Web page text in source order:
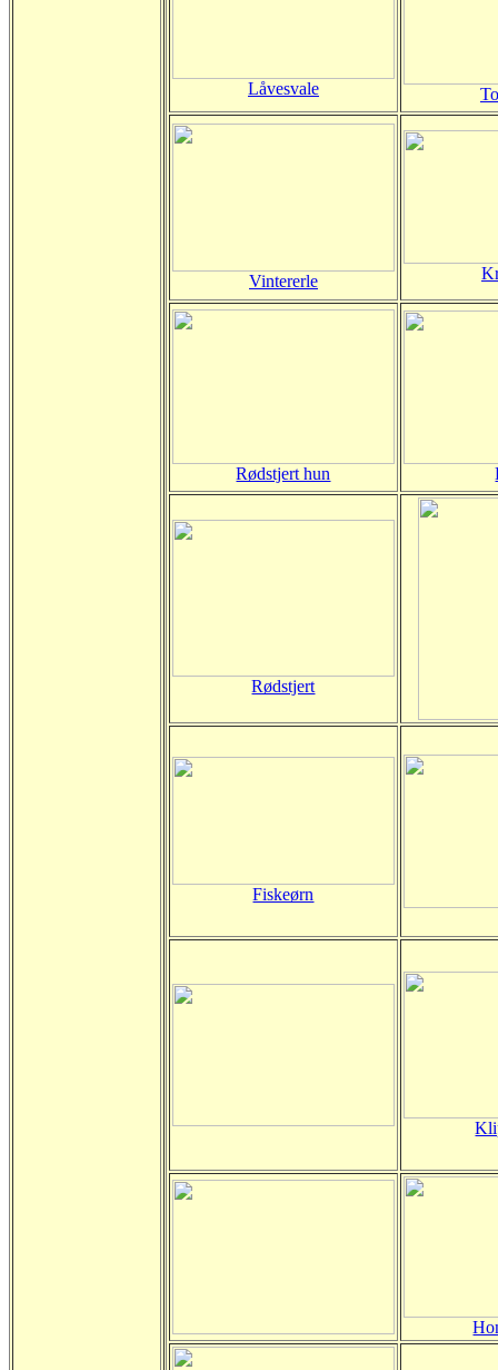
Låvesvale
Vintererle
Rødstjert hun
Rødstjert
Fiskeørn